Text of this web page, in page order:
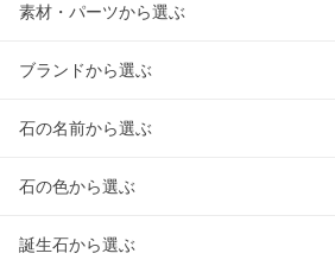
素材・パーツから選ぶ
ブランドから選ぶ
石の名前から選ぶ
石の色から選ぶ
誕生石から選ぶ